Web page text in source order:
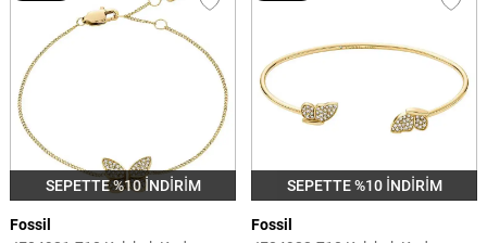
SEPETTE %10 İNDİRİM
Fossil
SEPETTE %10 İNDİRİM
Fossil